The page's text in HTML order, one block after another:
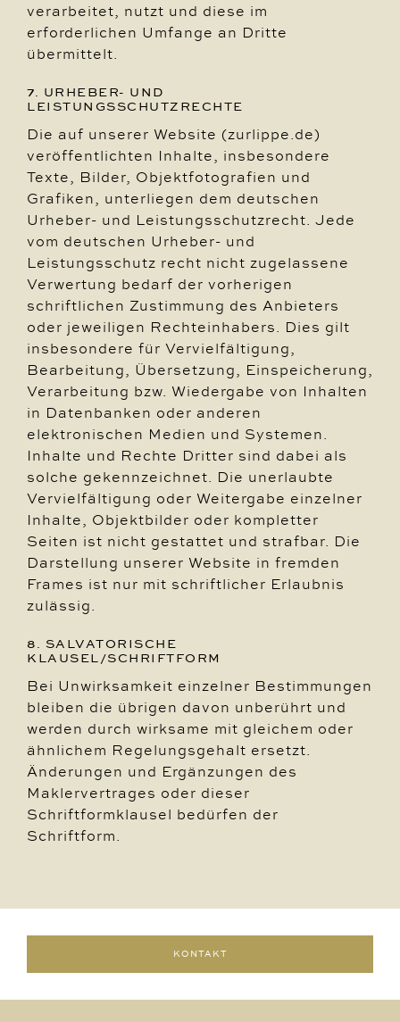
verarbeitet, nutzt und diese im
erforderlichen Umfange an Dritte
übermittelt.
7. URHEBER- UND
LEISTUNGSSCHUTZRECHTE
Die auf unserer Website (zurlippe.de)
veröffentlichten Inhalte, insbesondere
Texte, Bilder, Objektfotografien und
Grafiken, unterliegen dem deutschen
Urheber- und Leistungsschutzrecht. Jede
vom deutschen Urheber- und
Leistungsschutz recht nicht zugelassene
Verwertung bedarf der vorherigen
schriftlichen Zustimmung des Anbieters
oder jeweiligen Rechteinhabers. Dies gilt
insbesondere für Vervielfältigung,
Bearbeitung, Übersetzung, Einspeicherung,
Verarbeitung bzw. Wiedergabe von Inhalten
in Datenbanken oder anderen
elektronischen Medien und Systemen.
Inhalte und Rechte Dritter sind dabei als
solche gekennzeichnet. Die unerlaubte
Vervielfältigung oder Weitergabe einzelner
Inhalte, Objektbilder oder kompletter
Seiten ist nicht gestattet und strafbar. Die
Darstellung unserer Website in fremden
Frames ist nur mit schriftlicher Erlaubnis
zulässig.
8. SALVATORISCHE
KLAUSEL/SCHRIFTFORM
Bei Unwirksamkeit einzelner Bestimmungen
bleiben die übrigen davon unberührt und
werden durch wirksame mit gleichem oder
ähnlichem Regelungsgehalt ersetzt.
Änderungen und Ergänzungen des
Maklervertrages oder dieser
Schriftformklausel bedürfen der
Schriftform.
KONTAKT